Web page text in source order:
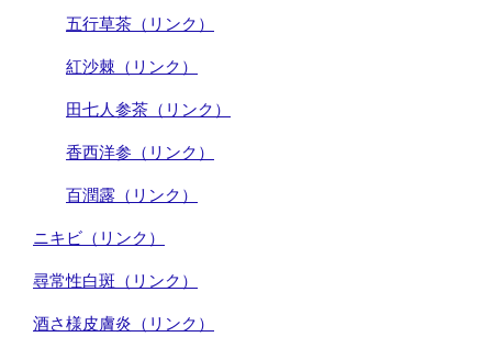
五行草茶（リンク）
紅沙棘（リンク）
田七人参茶（リンク）
香西洋参（リンク）
百潤露（リンク）
ニキビ（リンク）
尋常性白斑（リンク）
酒さ様皮膚炎（リンク）